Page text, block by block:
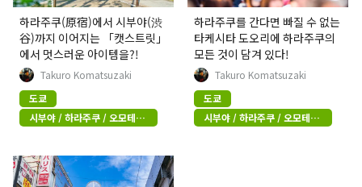
하라주쿠(原宿)에서 시부야(渋
谷)까지 이어지는 「캣스트릿」
에서 멋스러운 아이템을?!
Takuro Komatsuzaki
도쿄
시부야 / 하라주쿠 / 오모테산
도
하라주쿠를 간다면 빠질 수 없는
타케시타 도오리에 하라주쿠의
모든 것이 담겨 있다!
Takuro Komatsuzaki
도쿄
시부야 / 하라주쿠 / 오모테산
도